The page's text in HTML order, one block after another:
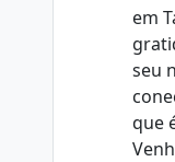
em
seu
que